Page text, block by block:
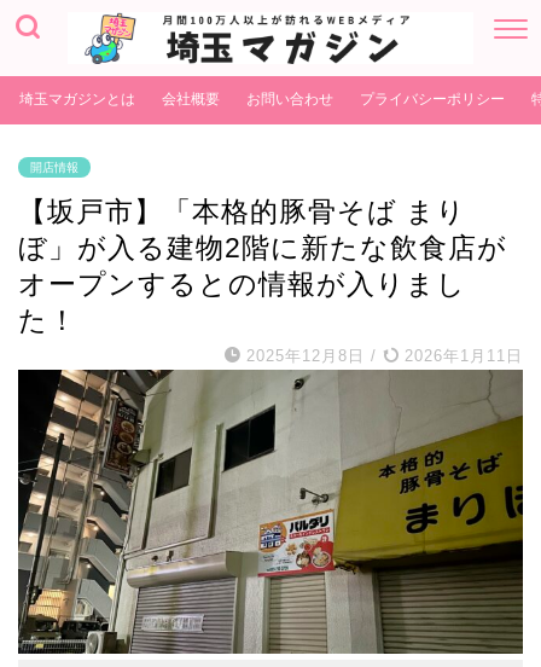
埼玉マガジンとは 会社概要 お問い合わせ プライバシーポリシー
開店情報
【坂戸市】「本格的豚骨そば まり
ぼ」が入る建物2階に新たな飲食店が
オープンするとの情報が入りまし
た！
2025年12月8日 / 2026年1月11日